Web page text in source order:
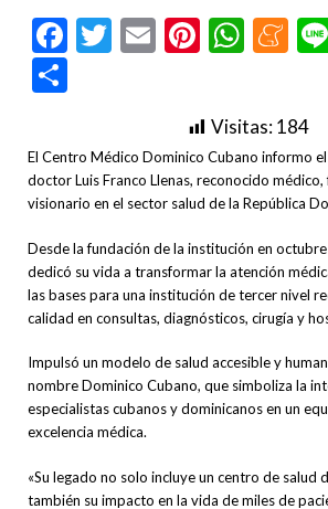
Facebook
Twitter
Email
Visitas:184
El Centro Médico Dominico Cubano informo
doctor Luis Franco Llenas, reconocido
visionario en el sector salud de la República
Desde la fundación de la institución en
dedicó su vida a transformar la atención
las bases para una institución de tercer nivel
calidad en consultas, diagnósticos, cirugía y
Impulsó un modelo de salud accesible y
nombre Dominico Cubano, que simboliza la
especialistas cubanos y dominicanos en un
excelencia médica.
«Su legado no solo incluye un centro de salud
también su impacto en la vida de miles de